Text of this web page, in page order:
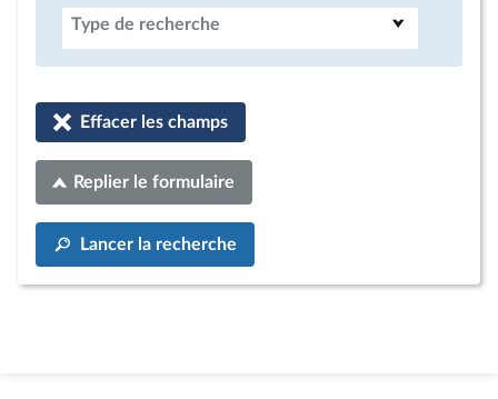
Type de recherche
Effacer les champs
Replier le formulaire
Lancer la recherche